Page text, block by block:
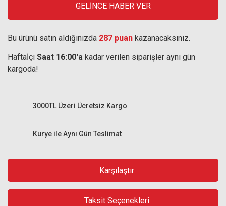
GELİNCE HABER VER
Bu ürünü satın aldığınızda 287 puan kazanacaksınız.
Haftaİçi Saat 16:00'a kadar verilen siparişler aynı gün
kargoda!
Kurye ile Aynı Gün Teslimat
3000TL Üzeri Ücretsiz Kargo
Karşılaştır
Taksit Seçenekleri